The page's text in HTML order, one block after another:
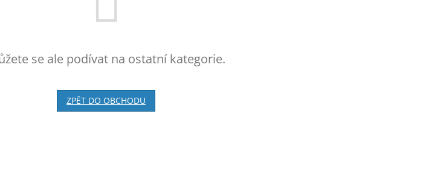
se ale podívat na ostatní kategorie.
ZPĚT DO OBCHODU